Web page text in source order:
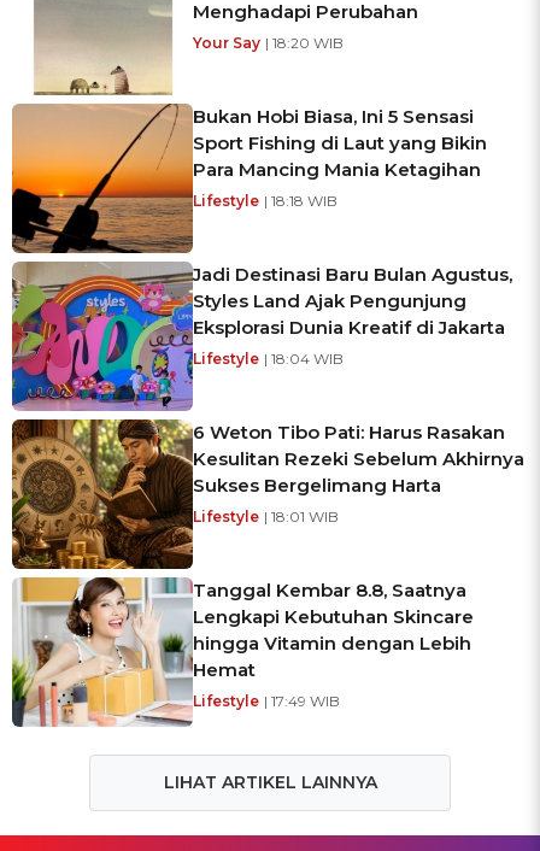
Menghadapi Perubahan
Your Say | 18:20 WIB
Bukan Hobi Biasa, Ini 5 Sensasi
Sport Fishing di Laut yang Bikin
Para Mancing Mania Ketagihan
Lifestyle | 18:18 WIB
Jadi Destinasi Baru Bulan Agustus,
Styles Land Ajak Pengunjung
Eksplorasi Dunia Kreatif di Jakarta
Lifestyle | 18:04 WIB
6 Weton Tibo Pati: Harus Rasakan
Kesulitan Rezeki Sebelum Akhirnya
Sukses Bergelimang Harta
Lifestyle | 18:01 WIB
Tanggal Kembar 8.8, Saatnya
Lengkapi Kebutuhan Skincare
hingga Vitamin dengan Lebih
Hemat
Lifestyle | 17:49 WIB
LIHAT ARTIKEL LAINNYA